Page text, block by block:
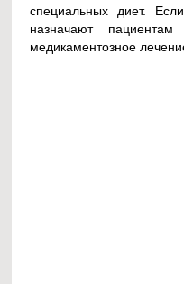
специальных диет.
назначают
медикаментозное